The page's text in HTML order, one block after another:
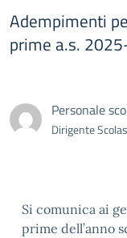
Adempimenti
prime a.s.
Personale
Dirigente
Si comunica ai
prime dell’anno